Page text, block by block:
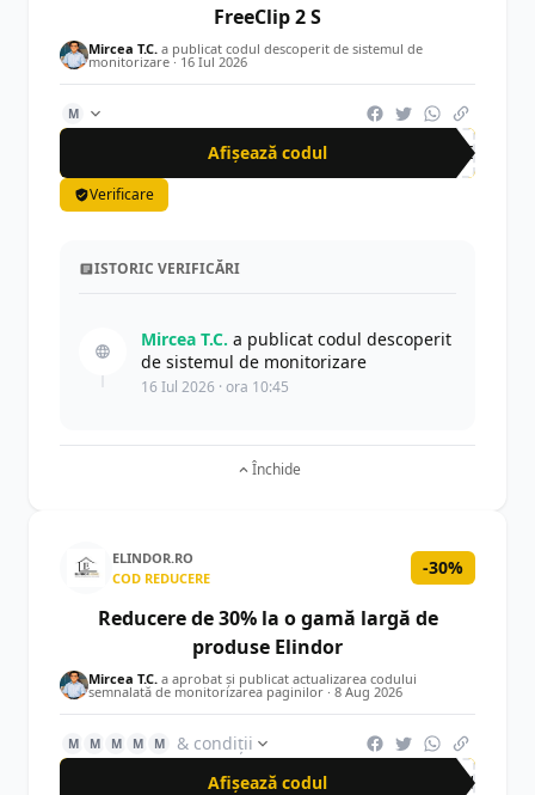
FreeClip 2 S
Mircea T.C. a publicat codul descoperit de sistemul de
monitorizare · 16 Iul 2026
M
Afișează codul AFC
Verificare
ISTORIC VERIFICĂRI
Mircea T.C. a publicat codul descoperit
de sistemul de monitorizare
16 Iul 2026 · ora 10:45
Închide
ELINDOR.RO
COD REDUCERE
-30%
Reducere de 30% la o gamă largă de
produse Elindor
Mircea T.C. a aprobat și publicat actualizarea codului
semnalată de monitorizarea paginilor · 8 Aug 2026
M M M M M
& condiții
Afișează codul
SUM